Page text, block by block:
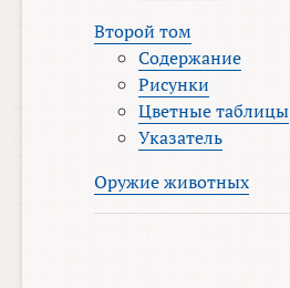
Второй том
Содержание
Рисунки
Цветные таблицы
Указатель
Оружие животных